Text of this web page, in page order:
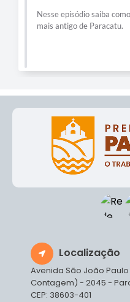
Nesse episódio saiba
mais antigo de Paracatu.
Localização
Avenida São João
Contagem) - 2045 -
CEP: 38603-401